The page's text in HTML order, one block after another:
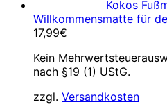
Kokos
Willkommensmatte für
17,99€
Kein
nach §19 (1) UStG.
zzgl. Versandkosten